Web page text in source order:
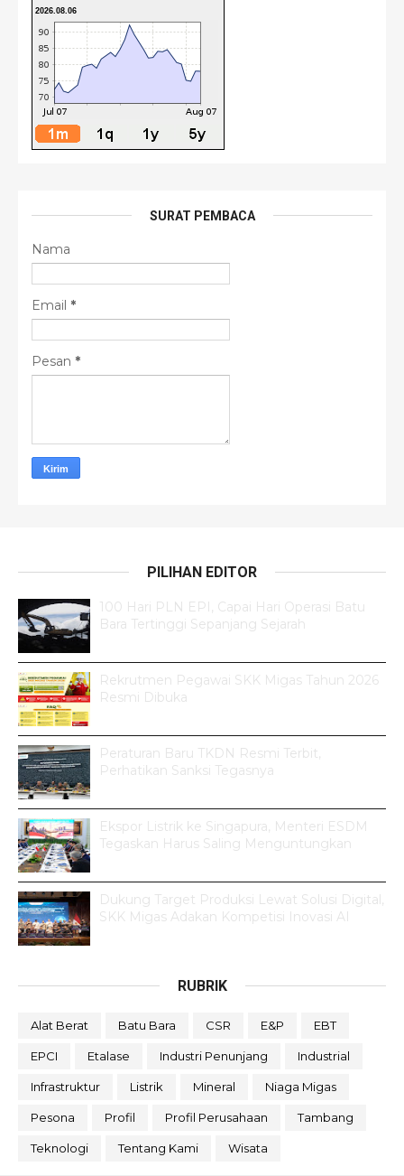
2026.08.06
SURAT PEMBACA
Nama
Email *
Pesan *
PILIHAN EDITOR
100 Hari PLN EPI, Capai Hari Operasi Batu
Bara Tertinggi Sepanjang Sejarah
Rekrutmen Pegawai SKK Migas Tahun 2026
Resmi Dibuka
Peraturan Baru TKDN Resmi Terbit,
Perhatikan Sanksi Tegasnya
Ekspor Listrik ke Singapura, Menteri ESDM
Tegaskan Harus Saling Menguntungkan
Dukung Target Produksi Lewat Solusi Digital,
SKK Migas Adakan Kompetisi Inovasi AI
RUBRIK
Alat Berat Batu Bara CSR E&P EBT
EPCI Etalase Industri Penunjang Industrial
Infrastruktur Listrik Mineral Niaga Migas
Pesona Profil Profil Perusahaan Tambang
Teknologi Tentang Kami Wisata